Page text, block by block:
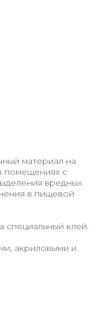
материал на
помещениях с
вредных
в пищевой
специальный клей.
акриловыми и